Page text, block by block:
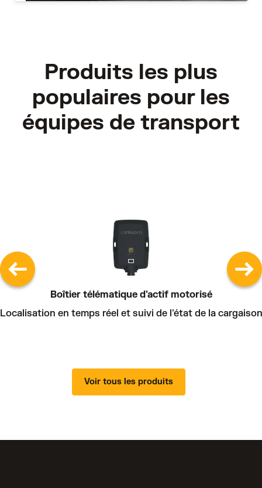
Produits les plus
populaires pour les
équipes de transport
Boîtier télématique d'actif motorisé
Localisation en temps réel et suivi de l'état de la cargaison
Voir tous les produits